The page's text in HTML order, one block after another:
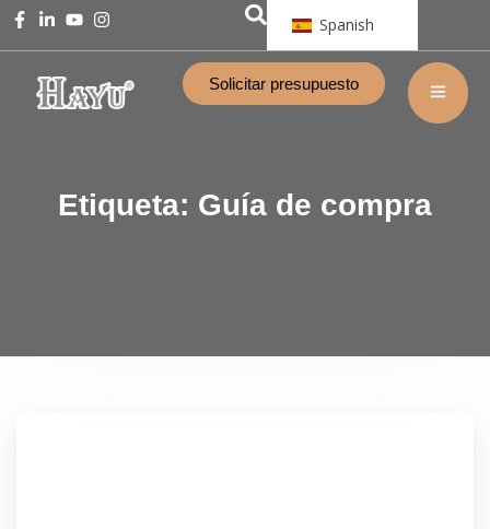
Spanish
Solicitar presupuesto
Etiqueta: Guía de compra